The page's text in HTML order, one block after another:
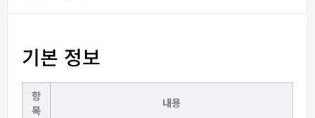
기본 정보
항
목
내용